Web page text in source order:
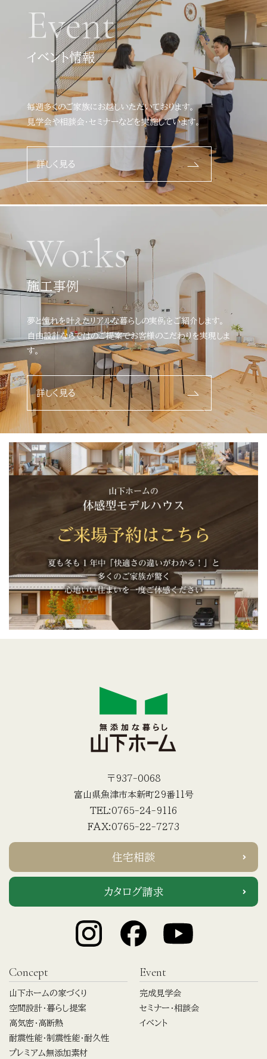
Event
イベント情報
毎週多くのご家族にお越しいただいております。
見学会や相談会・セミナーなどを実施しています。
詳しく見る
Works
施工事例
夢と憧れを叶えたリアルな暮らしの実例をご紹介します。
自由設計ならではのご提案でお客様のこだわりを実現しま
す。
詳しく見る
〒937-0068
富山県魚津市本新町29番11号
TEL:0765-24-9116
FAX:0765-22-7273
住宅相談
カタログ請求
Concept
山下ホームの家づくり
空間設計・暮らし提案
高気密・高断熱
耐震性能・制震性能・耐久性
プレミアム無添加素材
Event
完成見学会
セミナー・相談会
イベント